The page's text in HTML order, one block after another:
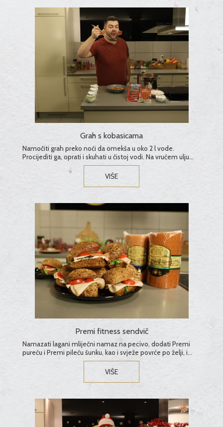
Grah s kobasicama
Namočiti grah preko noći da omekša u oko 2 l vode.
Procijediti ga, oprati i skuhati u čistoj vodi. Na vrućem ulju
popržiti sitno sjeckani luk i kobasice uz crvenu papriku, pa
dodati u skuhani grah.�...
VIŠE
Premi fitness sendvič
Namazati lagani mliječni namaz na pecivo, dodati Premi
pureću i Premi pileću šunku, kao i svježe povrće po želji, i
uživati u ukusnom obroku bez grižnje savjesti...
VIŠE